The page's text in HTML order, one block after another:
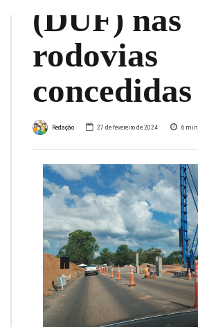
(DUF) nas
rodovias
concedidas
Redação 27 de fevereiro de 2024 6 min